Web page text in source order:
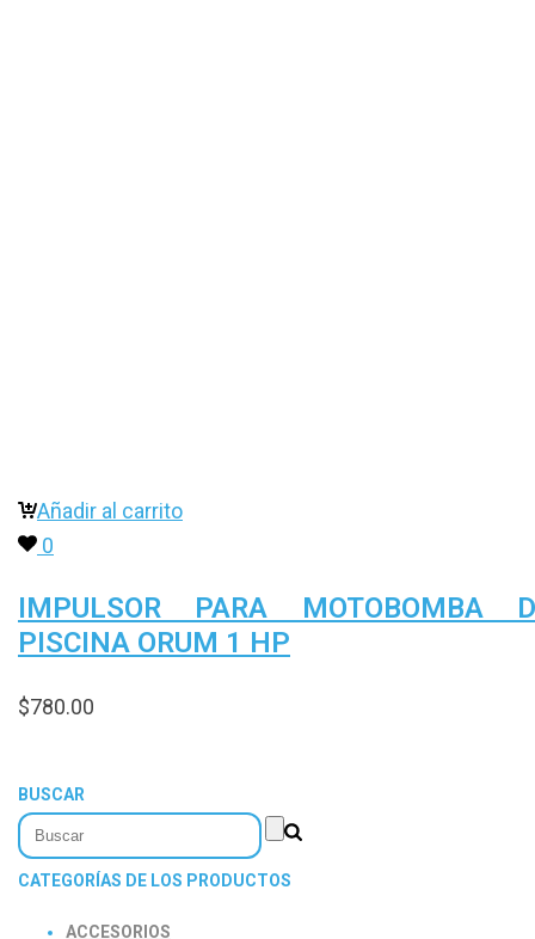
Añadir al carrito
0
IMPULSOR PARA MOTOBOMBA
PISCINA ORUM 1 HP
$780.00
BUSCAR
CATEGORÍAS DE LOS PRODUCTOS
ACCESORIOS